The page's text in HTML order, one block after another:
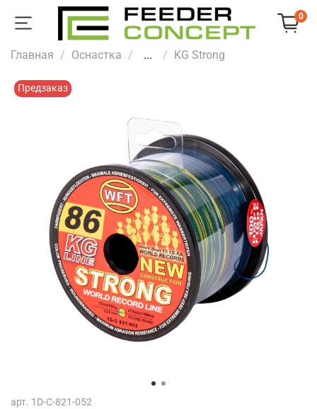
0
Главная Оснастка ... KG Strong
Предзаказ
арт. 1D-C-821-052